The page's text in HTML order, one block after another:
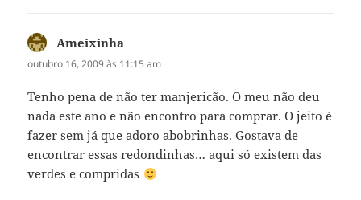
Ameixinha
outubro 16, 2009 às 11:15 am
Tenho pena de não ter manjericão. O meu não deu
nada este ano e não encontro para comprar. O jeito é
fazer sem já que adoro abobrinhas. Gostava de
encontrar essas redondinhas… aqui só existem das
verdes e compridas